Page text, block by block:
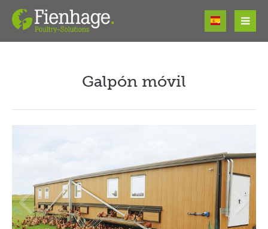
Login
Register Lost your password?
Support
Galpón móvil